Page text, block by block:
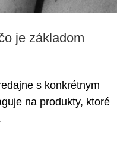
je základom
s konkrétnym
na produkty, ktoré